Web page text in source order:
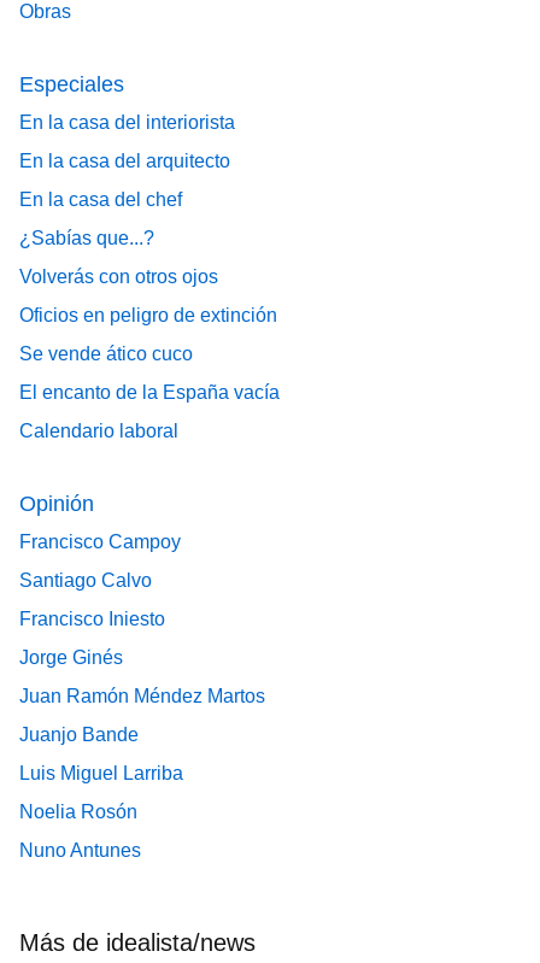
Obras
Especiales
En la casa del interiorista
En la casa del arquitecto
En la casa del chef
¿Sabías que...?
Volverás con otros ojos
Oficios en peligro de extinción
Se vende ático cuco
El encanto de la España vacía
Calendario laboral
Opinión
Francisco Campoy
Santiago Calvo
Francisco Iniesto
Jorge Ginés
Juan Ramón Méndez Martos
Juanjo Bande
Luis Miguel Larriba
Noelia Rosón
Nuno Antunes
Más de idealista/news